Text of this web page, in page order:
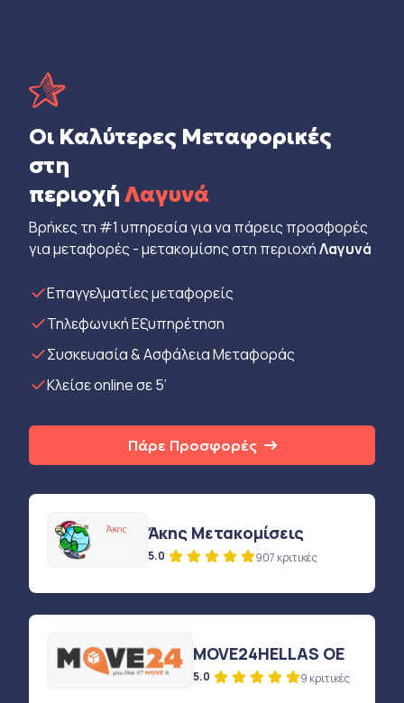
Οι Καλύτερες Μεταφορικές
στη
περιοχή Λαγυνά
Βρήκες τη #1 υπηρεσία για να πάρεις προσφορές
για μεταφορές - μετακομίσης στη περιοχήΛαγυνά
Eπαγγελματίες μεταφορείς
Τηλεφωνική Εξυπηρέτηση
Συσκευασία & Ασφάλεια Μεταφοράς
Κλείσε online σε 5’
Πάρε Προσφορές
Άκης Μετακομίσεις
5.0 907 κριτικές
MOVE24HELLAS OE
5.0 9 κριτικές